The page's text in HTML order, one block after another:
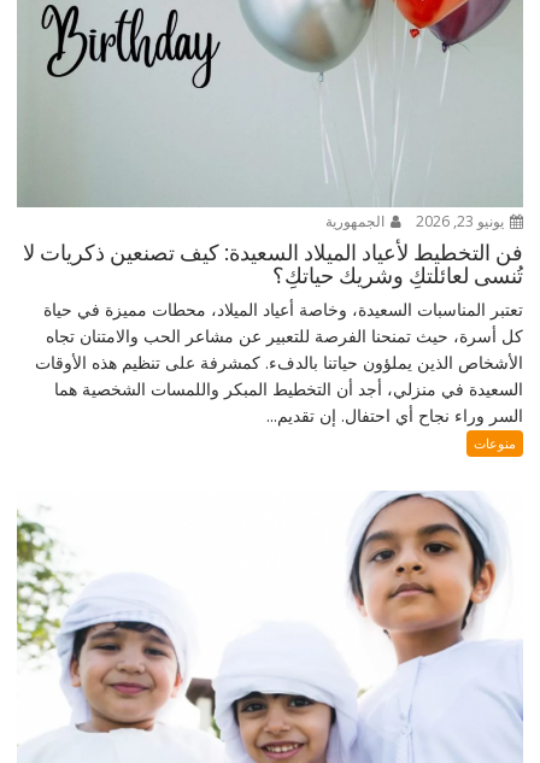
يونيو 23, 2026 الجمهورية
فن التخطيط لأعياد الميلاد السعيدة: كيف تصنعين ذكريات لا
تُنسى لعائلتكِ وشريك حياتكِ؟
تعتبر المناسبات السعيدة، وخاصة أعياد الميلاد، محطات مميزة في حياة
كل أسرة، حيث تمنحنا الفرصة للتعبير عن مشاعر الحب والامتنان تجاه
الأشخاص الذين يملؤون حياتنا بالدفء. كمشرفة على تنظيم هذه الأوقات
السعيدة في منزلي، أجد أن التخطيط المبكر واللمسات الشخصية هما
السر وراء نجاح أي احتفال. إن تقديم...
منوعات